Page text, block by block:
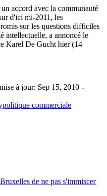
accord avec la communauté
d'ici mi-2011, les
sur les questions difficiles
intellectuelle, a annoncé le
Karel De Gucht hier (14
à jour: Sep 15, 2010 -
politique commerciale
de ne pas s'immiscer